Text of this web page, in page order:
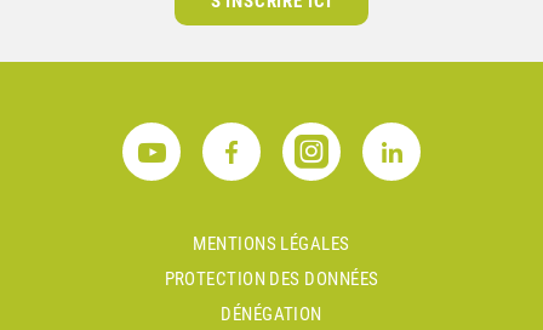
MENTIONS LÉGALES
PROTECTION DES DONNÉES
DÉNÉGATION